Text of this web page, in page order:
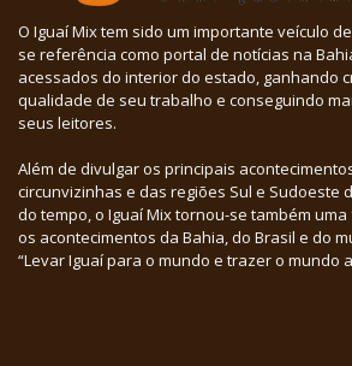
O Iguaí Mix tem sido um importante veículo
se referência como portal de notícias na
acessados do interior do estado, ganhando
qualidade de seu trabalho e conseguindo
seus leitores.
Além de divulgar os principais
circunvizinhas e das regiões Sul e Sudoeste
do tempo, o Iguaí Mix tornou-se também
os acontecimentos da Bahia, do Brasil e do
“Levar Iguaí para o mundo e trazer o mundo